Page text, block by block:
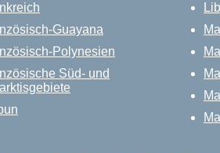
Guayana
Polynesien
Süd- und